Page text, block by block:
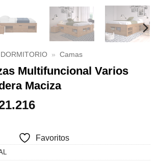
DORMITORIO » Camas
Multifuncional Varios
Maciza
El
es:
Favoritos